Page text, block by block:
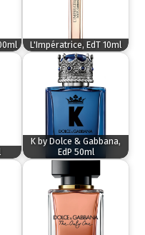
L'Impératrice, EdT 10ml
K by Dolce & Gabbana,
EdP 50ml